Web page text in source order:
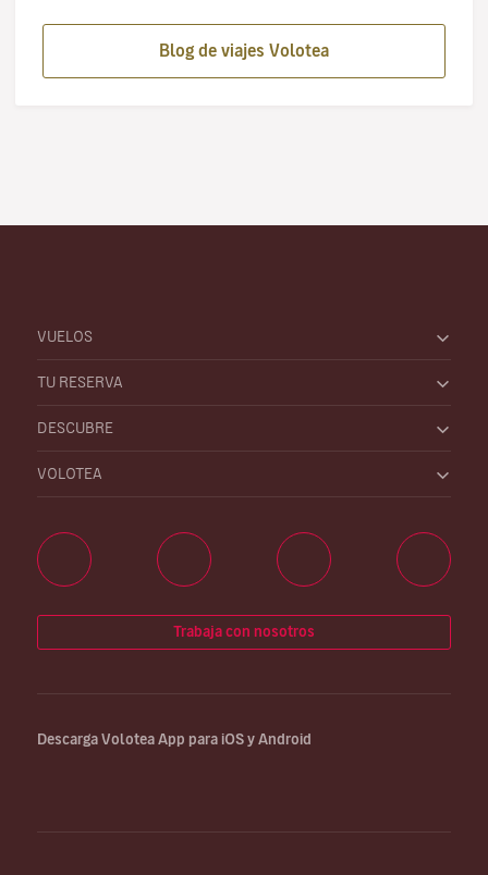
Blog de viajes Volotea
VUELOS
TU RESERVA
DESCUBRE
VOLOTEA
Trabaja con nosotros
Descarga Volotea App para iOS y Android